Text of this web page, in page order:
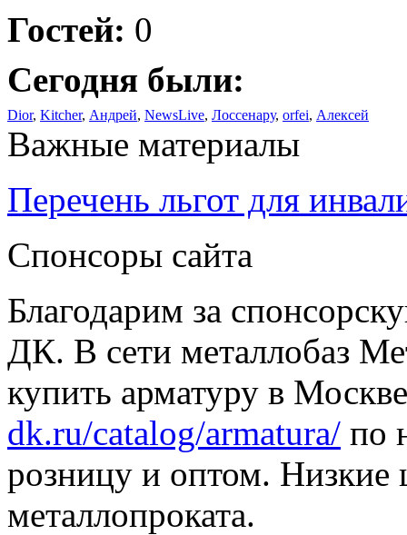
Гостей: 0
Сегодня были:
Dior, Kitcher, Андрей, NewsLive, Лоссенару, orfei, Алексей
Важные материалы
Перечень льгот для
Спонсоры сайта
Благодарим за
ДК. В сети металлобаз
купить арматуру в
dk.ru/catalog/armatura/ по
розницу и оптом. Низкие
металлопроката.